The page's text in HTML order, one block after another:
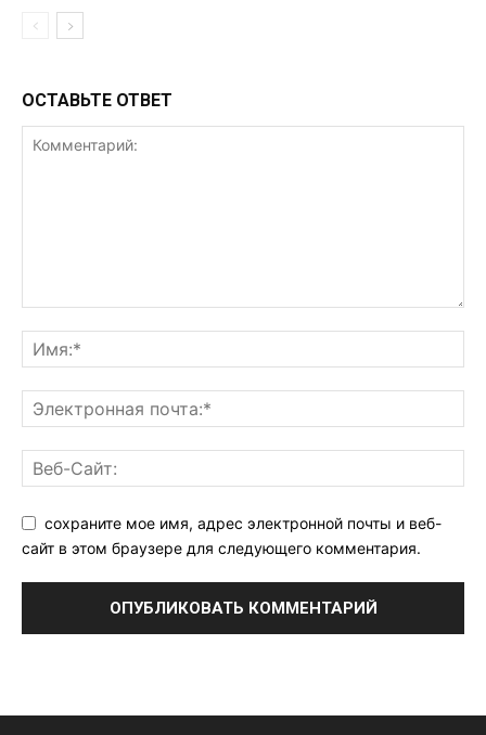
ОСТАВЬТЕ ОТВЕТ
сохраните мое имя, адрес электронной почты и веб-
сайт в этом браузере для следующего комментария.